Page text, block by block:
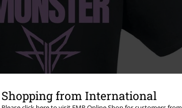
Shopping from International